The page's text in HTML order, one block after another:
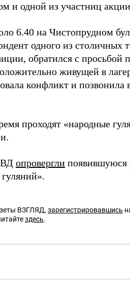
и одной из участниц
6.40 на Чистопрудном
одного из столичных
обратился с просьбой
живущей в
конфликт и
проходят «народные
опровергли
ВЗГЛЯД, зарегистрировавшись
здесь.